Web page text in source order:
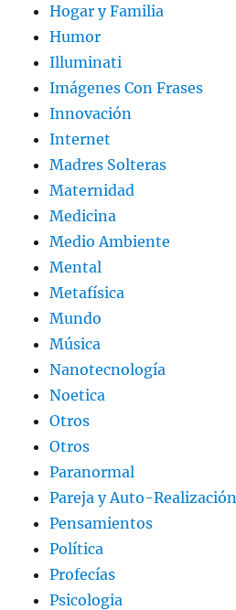
Hogar y Familia
Humor
Illuminati
Imágenes Con Frases
Innovación
Internet
Madres Solteras
Maternidad
Medicina
Medio Ambiente
Mental
Metafísica
Mundo
Música
Nanotecnología
Noetica
Otros
Otros
Paranormal
Pareja y Auto-Realización
Pensamientos
Política
Profecías
Psicologia